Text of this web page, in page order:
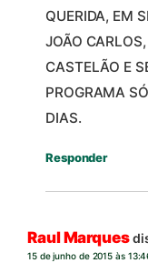
QUERIDA, EM
JOÃO
CASTELÃO E
PROGRAMA
DIAS.
Responder
Raul Marques
15 de junho de 2015 às